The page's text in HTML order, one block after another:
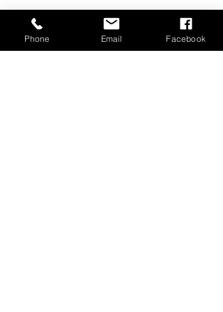
Phone Email Facebook